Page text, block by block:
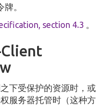
。
section 4.3 。
下受保护的资源时，或
服务器托管时（这种方